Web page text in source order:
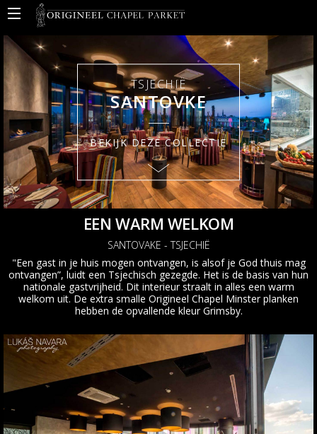
BACK
Onze producten
Collecties
Kleuren
Cassettes & patronen
Sorteringen
Speciale projecten
Maatwerk & extra's
BACK
Ons verhaal
Over Origineel Chapel
Milieubewust ondernemen
BACK
Praktische Informatie
Installatie
Onderhoud
Vloerverwarming en -koeling
Certificaten en labels
Technische documentatie
Inspiratiemagazine
BACK
Projecten
Commercieel
Wonen
TSJECHIË
SANTOVKE
BEKIJK DEZE COLLECTIE
EEN WARM WELKOM
SANTOVAKE - TSJECHIË
"Een gast in je huis mogen ontvangen, is alsof je God thuis mag
ontvangen”, luidt een Tsjechisch gezegde. Het is de basis van hun
nationale gastvrijheid. Dit interieur straalt in alles een warm
welkom uit. De extra smalle Origineel Chapel Minster planken
hebben de opvallende kleur Grimsby.